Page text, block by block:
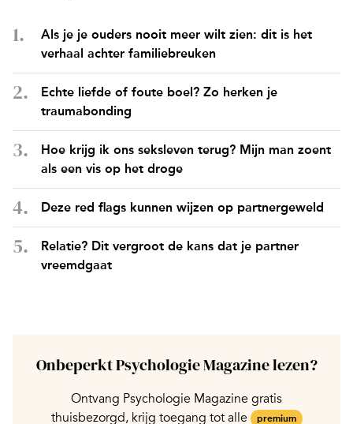
Als je je ouders nooit meer wilt zien: dit is het
verhaal achter familiebreuken
Echte liefde of foute boel? Zo herken je
traumabonding
Hoe krijg ik ons seksleven terug? Mijn man zoent
als een vis op het droge
Deze red flags kunnen wijzen op partnergeweld
Relatie? Dit vergroot de kans dat je partner
vreemdgaat
Onbeperkt Psychologie Magazine lezen?
Ontvang Psychologie Magazine gratis
thuisbezorgd, krijg toegang tot alle
premium